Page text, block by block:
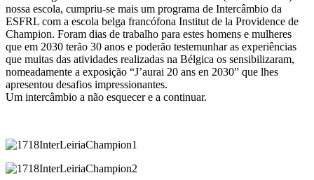
nossa escola, cumpriu-se mais um programa de Intercâmbio da
ESFRL com a escola belga francófona Institut de la Providence de
Champion. Foram dias de trabalho para estes homens e mulheres
que em 2030 terão 30 anos e poderão testemunhar as experiências
que muitas das atividades realizadas na Bélgica os sensibilizaram,
nomeadamente a exposição “J’aurai 20 ans en 2030” que lhes
apresentou desafios impressionantes.
Um intercâmbio a não esquecer e a continuar.